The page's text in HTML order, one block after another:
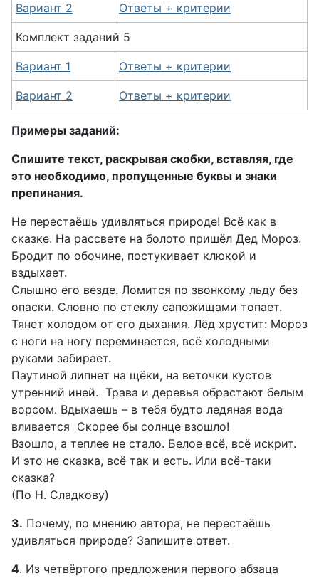
Вариант 2 Ответы + критерии
Комплект заданий 5
Вариант 1 Ответы + критерии
Вариант 2 Ответы + критерии
Примеры заданий:
Спишите текст, раскрывая скобки, вставляя, где
это необходимо, пропущенные буквы и знаки
препинания.
Не перестаёшь удивляться природе! Всё как в
сказке. На рассвете на болото пришёл Дед Мороз.
Бродит по обочине, постукивает клюкой и
вздыхает.
Слышно его везде. Ломится по звонкому льду без
опаски. Словно по стеклу сапожищами топает.
Тянет холодом от его дыхания. Лёд хрустит: Мороз
с ноги на ногу переминается, всё холодными
руками забирает.
Паутиной липнет на щёки, на веточки кустов
утренний иней. Трава и деревья обрастают белым
ворсом. Вдыхаешь – в тебя будто ледяная вода
вливается Скорее бы солнце взошло!
Взошло, а теплее не стало. Белое всё, всё искрит.
И это не сказка, всё так и есть. Или всё-таки
сказка?
(По Н. Сладкову)
3. Почему, по мнению автора, не перестаёшь
удивляться природе? Запишите ответ.
4. Из четвёртого предложения первого абзаца